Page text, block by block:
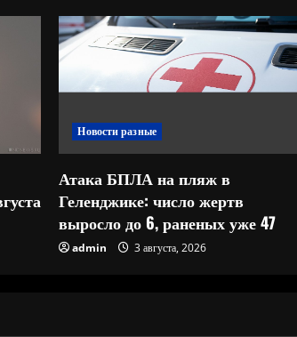
Новости разные
Атака БПЛА на пляж в
Геленджике: число жертв
выросло до 6, раненых уже 47
admin 3 августа, 2026